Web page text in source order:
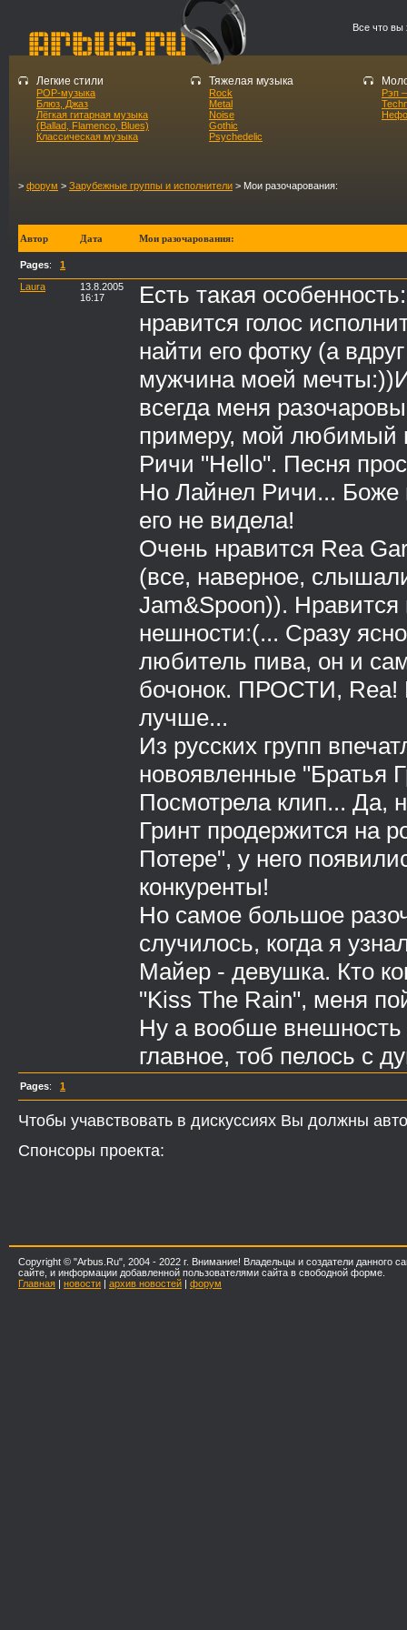
Все что вы
Легкие стили
POP-музыка
Блюз, Джаз
Лёгкая гитарная музыка
(Ballad, Flamenco, Blues)
Классическая музыка
Тяжелая музыка
Rock
Metal
Noise
Gothic
Psychedelic
Рэп
> форум > Зарубежные группы и исполнители > Мои разочарования:
Автор Дата Мои разочарования:
Pages: 1
Laura
13.8.2005
16:17
Есть такая
нравится голос
найти его фотку (а
мужчина моей
всегда меня
примеру, мой любимый
Ричи "Hello". Песня
Но Лайнел Ричи...
его не видела!
Очень нравится Rea
(все, наверное,
Jam&Spoon)). Нравится
нешности:(... Сразу
любитель пива, он и
бочонок. ПРОСТИ, Rea!
лучше...
Из русских групп
новоявленные "Братья
Посмотрела клип... Да,
Гринт продержится на
Потере", у него
конкуренты!
Но самое большое
случилось, когда я
Майер - девушка. Кто
"Kiss The Rain", меня
Ну а вообше внешность
главное, тоб пелось с
Pages: 1
Чтобы учавствовать в дискуссиях Вы должны
Спонсоры проекта:
Copyright © "Arbus.Ru", 2004 - 2022 г. Внимание! Владельцы и создатели данного
сайте, и информации добавленной пользователями сайта в свободной форме.
Главная | новости | архив новостей | форум